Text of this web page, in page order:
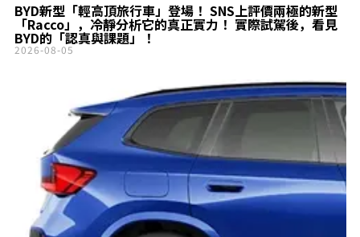
BYD新型「輕高頂旅行車」登場！ SNS上評價兩極的新型
「Racco」，冷靜分析它的真正實力！ 實際試駕後，看見
BYD的「認真與課題」！
2026-08-05